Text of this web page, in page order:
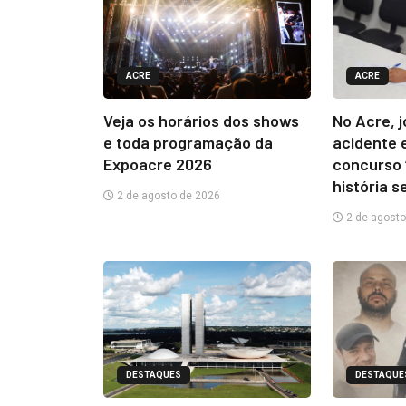
ACRE
Veja os horários dos shows
e toda programação da
Expoacre 2026
2 de agosto de 2026
ACRE
No Acre,
acidente
concurso
história
2 de
DESTAQUES